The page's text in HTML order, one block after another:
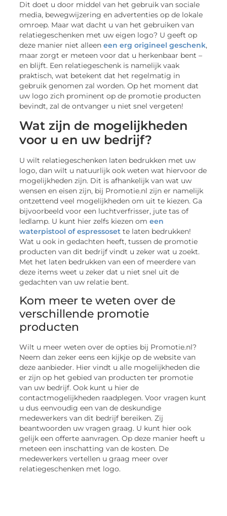
Dit doet u door middel van het gebruik van sociale
media, bewegwijzering en advertenties op de lokale
omroep. Maar wat dacht u van het gebruiken van
relatiegeschenken met uw eigen logo? U geeft op
deze manier niet alleeneen erg origineel geschenk,
maar zorgt er meteen voor dat u herkenbaar bent –
en blijft. Een relatiegeschenk is namelijk vaak
praktisch, wat betekent dat het regelmatig in
gebruik genomen zal worden. Op het moment dat
uw logo zich prominent op de promotie producten
bevindt, zal de ontvanger u niet snel vergeten!
Wat zijn de mogelijkheden
voor u en uw bedrijf?
U wilt relatiegeschenken laten bedrukken met uw
logo, dan wilt u natuurlijk ook weten wat hiervoor de
mogelijkheden zijn. Dit is afhankelijk van wat uw
wensen en eisen zijn, bij Promotie.nl zijn er namelijk
ontzettend veel mogelijkheden om uit te kiezen. Ga
bijvoorbeeld voor een luchtverfrisser, jute tas of
ledlamp. U kunt hier zelfs kiezen omeen
waterpistool of espressoset te laten bedrukken!
Wat u ook in gedachten heeft, tussen de promotie
producten van dit bedrijf vindt u zeker wat u zoekt.
Met het laten bedrukken van een of meerdere van
deze items weet u zeker dat u niet snel uit de
gedachten van uw relatie bent.
Kom meer te weten over de
verschillende promotie
producten
Wilt u meer weten over de opties bij Promotie.nl?
Neem dan zeker eens een kijkje op de website van
deze aanbieder. Hier vindt u alle mogelijkheden die
er zijn op het gebied van producten ter promotie
van uw bedrijf. Ook kunt u hier de
contactmogelijkheden raadplegen. Voor vragen kunt
u dus eenvoudig een van de deskundige
medewerkers van dit bedrijf bereiken. Zij
beantwoorden uw vragen graag. U kunt hier ook
gelijk een offerte aanvragen. Op deze manier heeft u
meteen een inschatting van de kosten. De
medewerkers vertellen u graag meer over
relatiegeschenken met logo.